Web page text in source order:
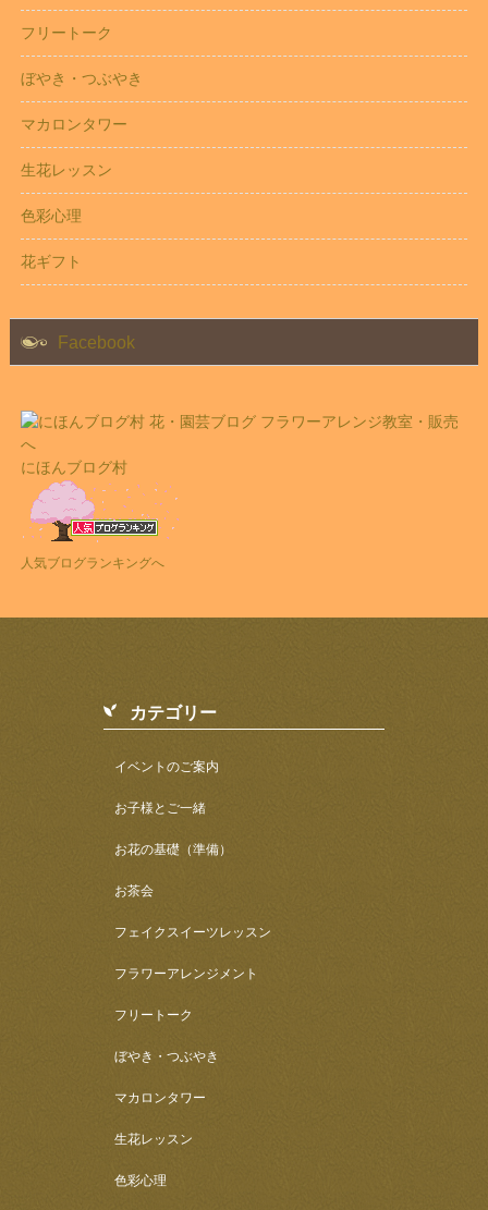
フリートーク
ぼやき・つぶやき
マカロンタワー
生花レッスン
色彩心理
花ギフト
Facebook
にほんブログ村
人気ブログランキングへ
カテゴリー
イベントのご案内
お子様とご一緒
お花の基礎（準備）
お茶会
フェイクスイーツレッスン
フラワーアレンジメント
フリートーク
ぼやき・つぶやき
マカロンタワー
生花レッスン
色彩心理